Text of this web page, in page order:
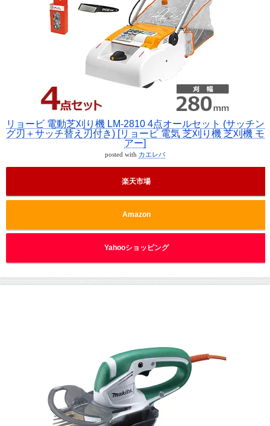
リョービ 電動芝刈り機 LM-2810 4点オールセット (サッチン
グ刃＋サッチ替え刃付き) [リョービ 電気 芝刈り機 芝刈機 モ
アー]
posted with カエレバ
楽天市場
Amazon
Yahooショッピング